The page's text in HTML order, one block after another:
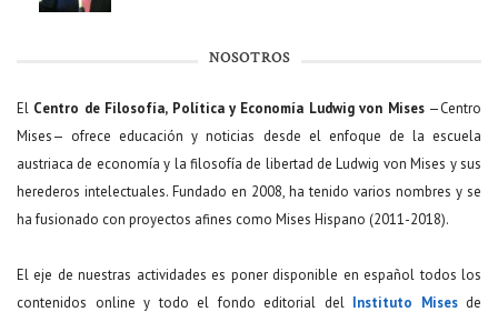
NOSOTROS
El Centro de Filosofía, Política y Economía Ludwig von Mises—Centro
Mises— ofrece educación y noticias desde el enfoque de la escuela
austriaca de economía y la filosofía de libertad de Ludwig von Mises y sus
herederos intelectuales. Fundado en 2008, ha tenido varios nombres y se
ha fusionado con proyectos afines como Mises Hispano (2011-2018).
El eje de nuestras actividades es poner disponible en español todos los
contenidos online y todo el fondo editorial del Instituto Misesde